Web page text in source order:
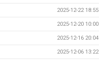
2025-12-22 18:55
2025-12-20 10:00
2025-12-16 20:04
2025-12-06 13:22